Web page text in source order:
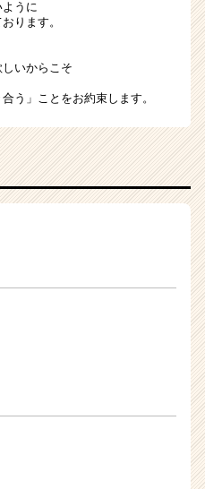
うに
ります。
いからこそ
う」ことをお約束します。